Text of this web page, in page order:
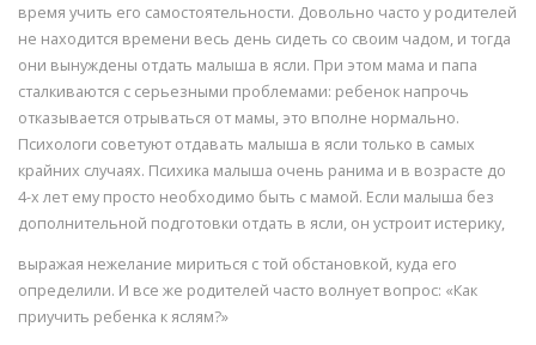
время учить его самостоятельности. Довольно часто у родителей
не находится времени весь день сидеть со своим чадом, и тогда
они вынуждены отдать малыша в ясли. При этом мама и папа
сталкиваются с серьезными проблемами: ребенок напрочь
отказывается отрываться от мамы, это вполне нормально.
Психологи советуют отдавать малыша в ясли только в самых
крайних случаях. Психика малыша очень ранима и в возрасте до
4-х лет ему просто необходимо быть с мамой. Если малыша без
дополнительной подготовки отдать в ясли, он устроит истерику,
выражая нежелание мириться с той обстановкой, куда его
определили. И все же родителей часто волнует вопрос: «Как
приучить ребенка к яслям?»